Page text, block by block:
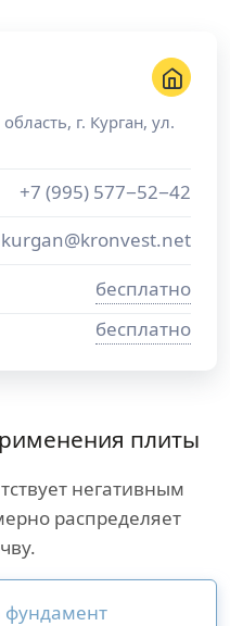
область, г. Курган, ул.
+7 (995) 577−52−42
kurgan@kronvest.net
бесплатно
бесплатно
плиты
негативным
распределяет
фундамент